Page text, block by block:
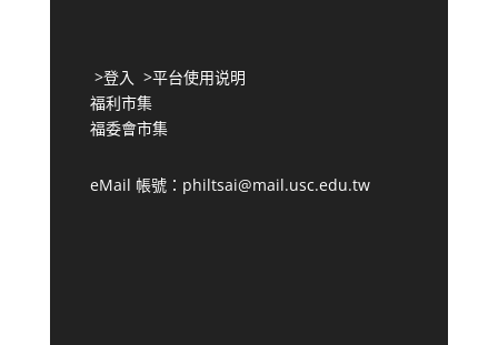
>登入 >平台使用说明
福利市集
福委會市集
eMail 帳號：philtsai@mail.usc.edu.tw